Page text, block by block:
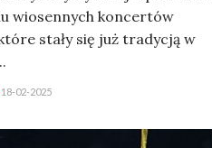
wiosennych koncertów
stały się już tradycją w
18-02-2025